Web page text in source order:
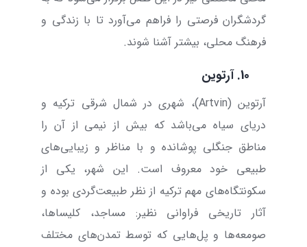
گردشگران فرصتی را فراهم می‌آورد تا با زندگی و
فرهنگ محلی، بیشتر آشنا شوند.
10. آرتوین
آرتوین (Artvin)، شهری در شمال شرقی ترکیه و
دریای سیاه می‌باشد که بیش از نیمی از آن را
مناطق جنگلی پوشانده و با مناظر و زیبایی‌های
طبیعی خود معروف است. این شهر، یکی از
سکونتگاه‌های مهم ترکیه از نظر طبیعت‌گردی بوده و
آثار تاریخی فراوانی نظیر: مساجد، کلیساها،
صومعه‌ها و پل‌هایی که توسط تمدن‌های مختلف